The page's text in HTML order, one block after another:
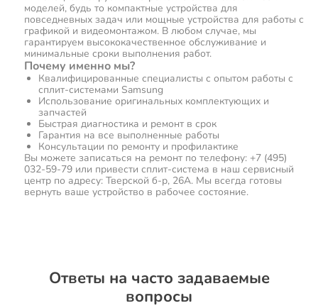
моделей, будь то компактные устройства для
повседневных задач или мощные устройства для работы с
графикой и видеомонтажом. В любом случае, мы
гарантируем высококачественное обслуживание и
минимальные сроки выполнения работ.
Почему именно мы?
Квалифицированные специалисты с опытом работы с
сплит-системами Samsung
Использование оригинальных комплектующих и
запчастей
Быстрая диагностика и ремонт в срок
Гарантия на все выполненные работы
Консультации по ремонту и профилактике
Вы можете записаться на ремонт по телефону: +7 (495)
032-59-79 или привести сплит-система в наш сервисный
центр по адресу: Тверской б-р, 26А. Мы всегда готовы
вернуть ваше устройство в рабочее состояние.
Ответы на часто задаваемые
вопросы